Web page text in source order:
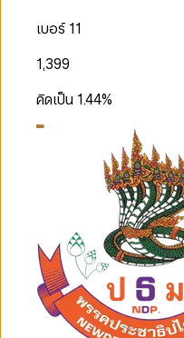
เบอร์ 11
1,399
คิดเป็น 1.44%